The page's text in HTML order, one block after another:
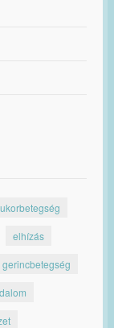
elhízás
gerincbetegség